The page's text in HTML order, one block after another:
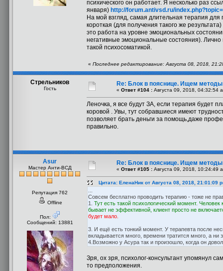
психического он работает. Я несколько раз
января) http://forum.antivsd.ru/
На мой взгляд, самая длительная терапия для
короткая (для получения такого же
это работа на уровне эмоциональных
негативные эмоциональные состояния). Лично
такой психосоматикой.
« Последнее редактирование: Августа 08, 2018,
Стрельников
Гость
Re: Блок в пояснице. Ищем методы
« Ответ #104 : Августа 09, 2018, 04:32:54
Леночка, я все будут ЗА, если терапия будет
коровой . Увы, тут собравшиеся имеют
позволяет брать деньги за помощь,даже
правильно.
Asur
Мастер Анти-ВСД
Репутация 762
Offline
Пол:
Сообщений: 13881
Re: Блок в пояснице. Ищем методы
« Ответ #105 : Августа 09, 2018, 10:24:49
Цитата: ЕленаНик от Августа 08, 2018, 21:01:09
Совсем бесплатно проводить терапию - тоже не
1. Тут есть такой психологический момент.
бывает не эффективной, клиент просто не
будет мало.
3. И ещё есть тонкий момент. У терапевта после
вкладывается много, времени тратится много, а ни
4.Возможно у Асура так и произошло, когда он
Зря, ох зря, психолог-консультант упомянул
то предположения.